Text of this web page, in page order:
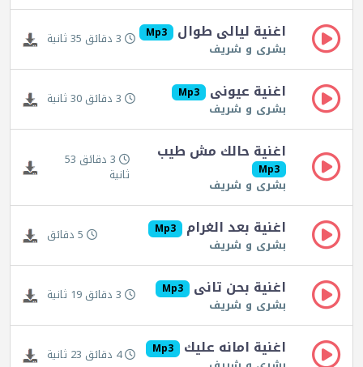
اغنية ليالى طوال Mp3
بشرى و شريف 3 دقائق 35 ثانية
اغنية عيونى Mp3
بشرى و شريف 3 دقائق 30 ثانية
اغنية حالك مش طيب
Mp3
بشرى و شريف
3 دقائق 53
ثانية
اغنية بعد الغرام Mp3
بشرى و شريف 5 دقائق
اغنية بحن تانى Mp3
بشرى و شريف 3 دقائق 19 ثانية
اغنية امانه عليك Mp3 4 دقائق 23 ثانية